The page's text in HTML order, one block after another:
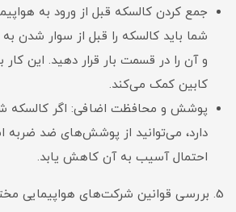
جمع کردن کالسکه قبل از ورود به
شما باید کالسکه را قبل از سوار شدن
و آن را در قسمت بار قرار دهید. این
کابین کمک می‌کند.
پوشش و محافظت اضافی: اگر کالسکه
دارد، می‌توانید از پوشش‌های ضد ضربه
احتمال آسیب به آن کاهش یابد.
5. بررسی قوانین شرکت‌های هواپیمایی مختلف